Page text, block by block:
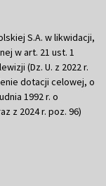
S.A. w likwidacji,
w art. 21 ust. 1
(Dz. U. z 2022 r.
dotacji celowej, o
1992 r. o
z 2024 r. poz. 96)